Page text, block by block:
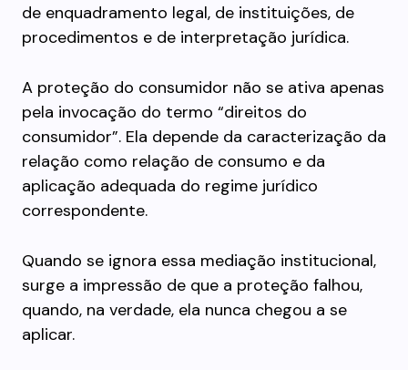
de enquadramento legal, de instituições, de
procedimentos e de interpretação jurídica.
A proteção do consumidor não se ativa apenas
pela invocação do termo “direitos do
consumidor”. Ela depende da caracterização da
relação como relação de consumo e da
aplicação adequada do regime jurídico
correspondente.
Quando se ignora essa mediação institucional,
surge a impressão de que a proteção falhou,
quando, na verdade, ela nunca chegou a se
aplicar.